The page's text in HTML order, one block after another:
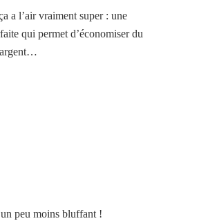
a l’air vraiment super : une
qui permet d’économiser du
peu moins bluffant !